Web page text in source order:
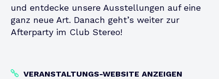
und entdecke unsere Ausstellungen auf eine
ganz neue Art. Danach geht’s weiter zur
Afterparty im Club Stereo!
VERANSTALTUNGS-WEBSITE ANZEIGEN